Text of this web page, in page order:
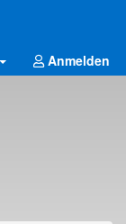
Anmelden